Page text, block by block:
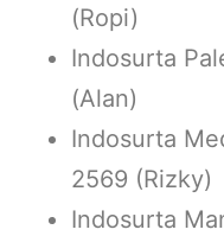
(Ropi)
Indosurta
(Alan)
Indosurta
2569 (Rizky)
Indosurta